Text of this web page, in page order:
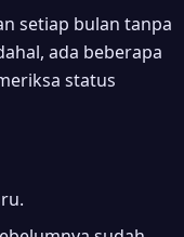
setiap bulan tanpa
ada beberapa
status